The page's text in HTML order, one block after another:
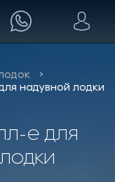
надувной лодки